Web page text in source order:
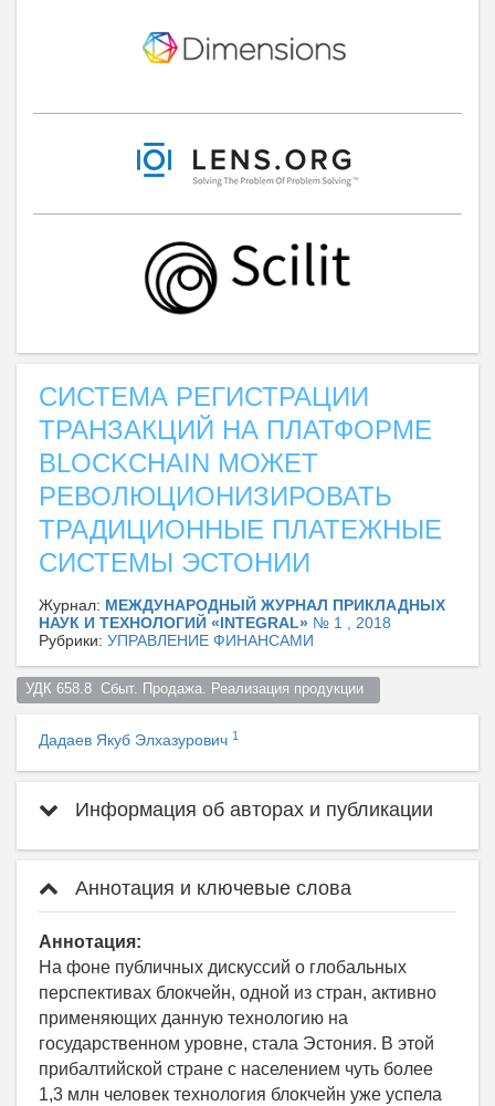
СИСТЕМА РЕГИСТРАЦИИ
ТРАНЗАКЦИЙ НА ПЛАТФОРМЕ
BLOCKCHAIN МОЖЕТ
РЕВОЛЮЦИОНИЗИРОВАТЬ
ТРАДИЦИОННЫЕ ПЛАТЕЖНЫЕ
СИСТЕМЫ ЭСТОНИИ
Журнал: МЕЖДУНАРОДНЫЙ ЖУРНАЛ ПРИКЛАДНЫХ
НАУК И ТЕХНОЛОГИЙ «INTEGRAL» № 1 , 2018
Рубрики: УПРАВЛЕНИЕ ФИНАНСАМИ
УДК 658.8  Сбыт. Продажа. Реализация продукции
Дадаев Якуб Элхазурович 1
Информация об авторах и публикации
Аннотация и ключевые слова
Аннотация:
На фоне публичных дискуссий о глобальных
перспективах блокчейн, одной из стран, активно
применяющих данную технологию на
государственном уровне, стала Эстония. В этой
прибалтийской стране с населением чуть более
1,3 млн человек технология блокчейн уже успела